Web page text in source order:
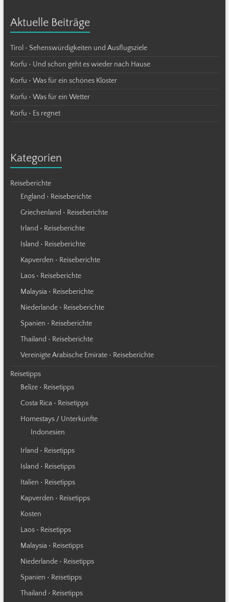
Aktuelle Beiträge
Tirol • Sehenswürdigkeiten und Ausflugsziele
Korfu • Und schon geht es wieder nach Hause
Korfu • Was für ein schönes Kloster
Korfu • Was für ein Wetter
Korfu • Es regnet
Kategorien
Reiseberichte
England • Reiseberichte
Griechenland • Reiseberichte
Irland • Reiseberichte
Island • Reiseberichte
Kapverden • Reiseberichte
Laos • Reiseberichte
Malaysia • Reiseberichte
Niederlande • Reiseberichte
Spanien • Reiseberichte
Thailand • Reiseberichte
Vereinigte Arabische Emirate • Reiseberichte
Reisetipps
Belize • Reisetipps
Costa Rica • Reisetipps
Homestays / Unterkünfte
Indonesien
Irland • Reisetipps
Island • Reisetipps
Italien • Reisetipps
Kapverden • Reisetipps
Kosten
Laos • Reisetipps
Malaysia • Reisetipps
Niederlande • Reisetipps
Spanien • Reisetipps
Thailand • Reisetipps